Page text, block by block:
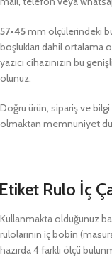
57×45mm ölçülerindeki
boşlukları dahil ortalama
yazıcı cihazınızın bu
olunuz.
Doğru ürün, sipariş ve
olmaktan memnuniyet
Rulo İç
Kullanmakta olduğunuz
rulolarının iç bobin
hazırda 4 farklı ölçü